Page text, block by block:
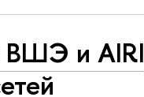
ВШЭ и AIRI